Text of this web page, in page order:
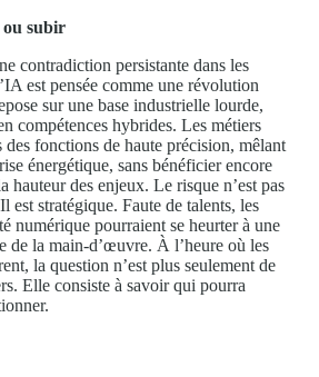
ou subir
contradiction persistante dans les
est pensée comme une révolution
sur une base industrielle lourde,
compétences hybrides. Les métiers
fonctions de haute précision, mêlant
énergétique, sans bénéficier encore
hauteur des enjeux. Le risque n’est pas
est stratégique. Faute de talents, les
numérique pourraient se heurter à une
de la main-d’œuvre. À l’heure où les
la question n’est plus seulement de
Elle consiste à savoir qui pourra